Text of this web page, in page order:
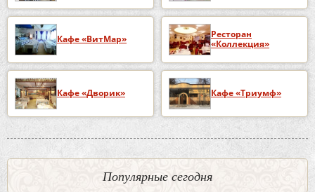
Кафе «ВитМар»
Ресторан
«Коллекция»
Кафе «Дворик» Кафе «Триумф»
Популярные сегодня